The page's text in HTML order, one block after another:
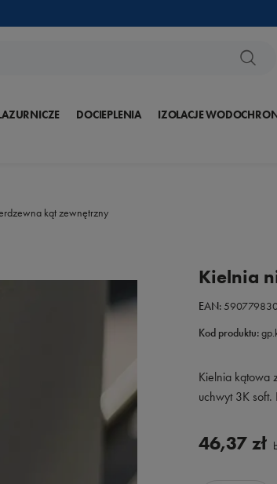
DOCIEPLENIA IZOLACJE
kąt zewnętrzny
Kielnia
EAN:
Kod produktu:
Kielnia kątowa
uchwyt 3K soft.
46,37 zł